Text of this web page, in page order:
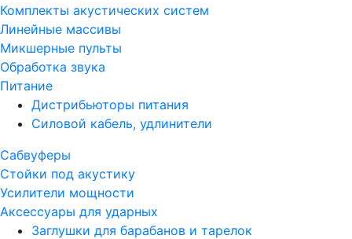
Комплекты акустических систем
Линейные массивы
Микшерные пульты
Обработка звука
Питание
Дистрибьюторы питания
Силовой кабель, удлинители
Сабвуферы
Стойки под акустику
Усилители мощности
Аксессуары для ударных
Заглушки для барабанов и тарелок